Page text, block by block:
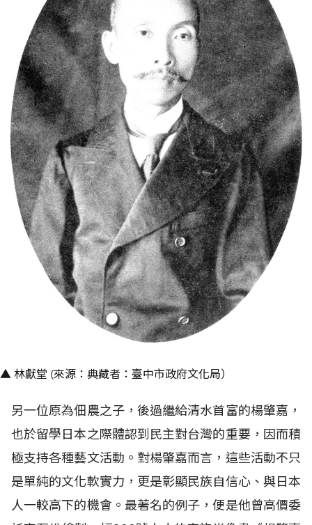
▲ 林獻堂 (來源：典藏者：臺中市政府文化局）
另一位原為佃農之子，後過繼給清水首富的楊肇嘉，
也於留學日本之際體認到民主對台灣的重要，因而積
極支持各種藝文活動。對楊肇嘉而言，這些活動不只
是單純的文化軟實力，更是彰顯民族自信心、與日本
人一較高下的機會。最著名的例子，便是他曾高價委